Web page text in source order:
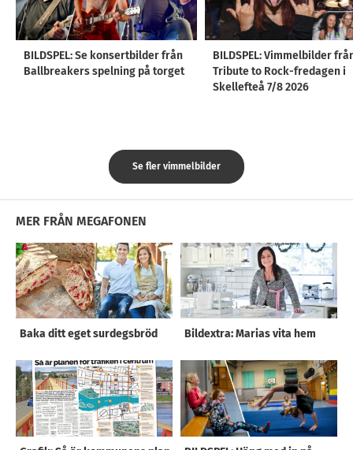
BILDSPEL: Se konsertbilder från
Ballbreakers spelning på torget
BILDSPEL: Vimmelbilder
Tribute to Rock-fredagen i
Skellefteå 7/8 2026
Se fler vimmelbilder
MER FRÅN MEGAFONEN
Baka ditt eget surdegsbröd Bildextra: Marias vita hem